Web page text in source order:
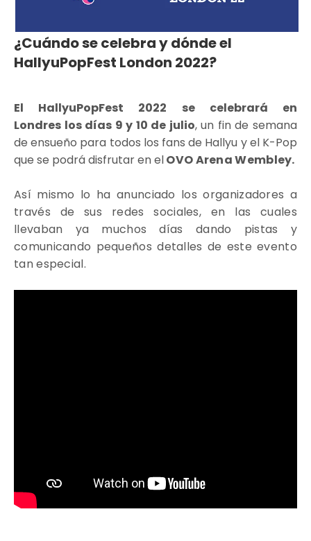
¿Cuándo se celebra y dónde el
HallyuPopFest London 2022?
El HallyuPopFest 2022 se celebrará en
Londres los días 9 y 10 de julio, un fin de semana
de ensueño para todos los fans de Hallyu y el K-Pop
que se podrá disfrutar en elOVO Arena Wembley.
Así mismo lo ha anunciado los organizadores a
través de sus redes sociales, en las cuales
llevaban ya muchos días dando pistas y
comunicando pequeños detalles de este evento
tan especial.